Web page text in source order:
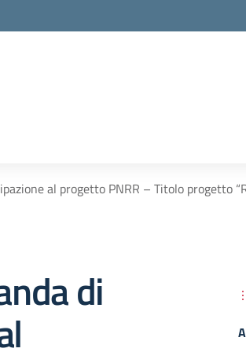
al progetto PNRR – Titolo progetto
di